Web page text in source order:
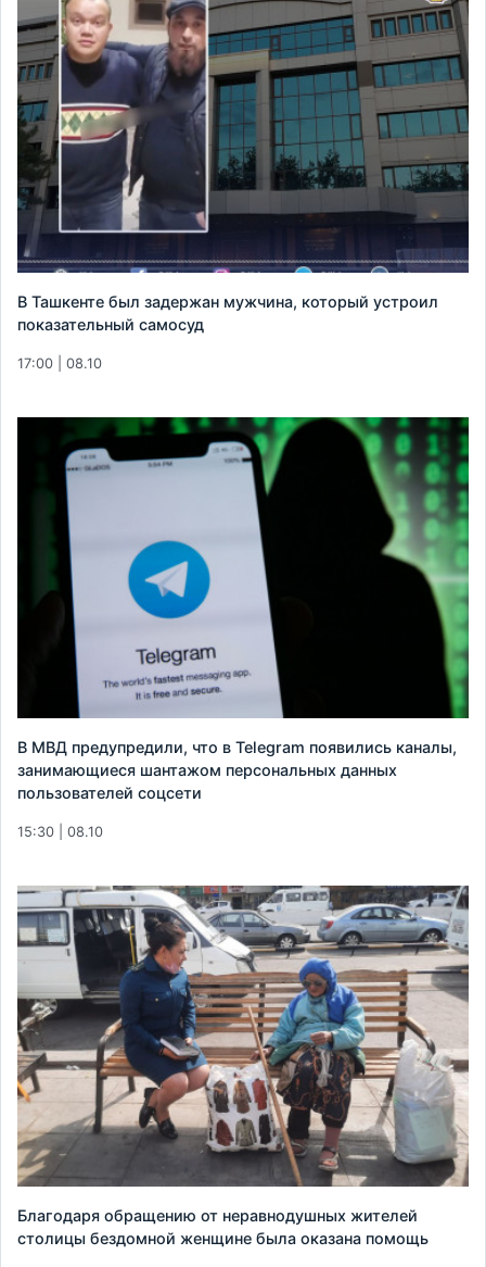
В Ташкенте был задержан мужчина, который устроил
показательный самосуд
17:00 | 08.10
В МВД предупредили, что в Telegram появились каналы,
занимающиеся шантажом персональных данных
пользователей соцсети
15:30 | 08.10
Благодаря обращению от неравнодушных жителей
столицы бездомной женщине была оказана помощь